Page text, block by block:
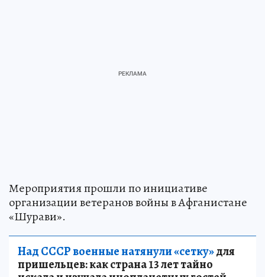
Мероприятия прошли по инициативе
организации ветеранов войны в Афганистане
«Шурави».
Над СССР военные натянули «сетку»для
пришельцев: как страна 13 лет тайно